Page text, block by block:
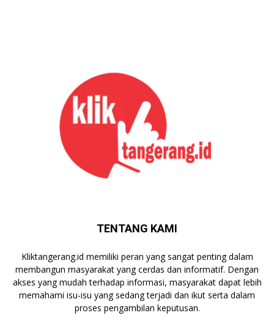
TENTANG KAMI
Kliktangerang.id memiliki peran yang sangat penting dalam
membangun masyarakat yang cerdas dan informatif. Dengan
akses yang mudah terhadap informasi, masyarakat dapat lebih
memahami isu-isu yang sedang terjadi dan ikut serta dalam
proses pengambilan keputusan.